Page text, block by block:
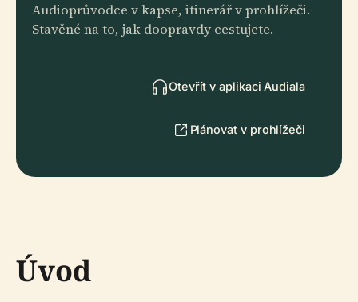
Audioprůvodce v kapse, itinerář v prohlížeči.
Stavěné na to, jak doopravdy cestujete.
Otevřít v aplikaci Audiala
Plánovat v prohlížeči
Úvod